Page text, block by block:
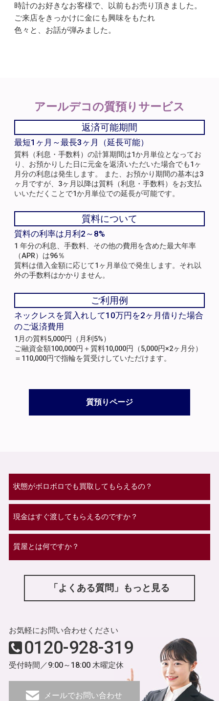
時計のお好きなお客様で、以前もお売り頂きました。
ご来店をきっかけに金にも興味をもたれ
色々と、お話が弾みました。
アールデコの質預りサービス
返済可能期間
最短1ヶ月～最長3ヶ月（延長可能）
質料（利息・手数料）の計算期間は1か月単位となってお
り、お預かりした日に元金を返済いただいた場合でも1ヶ
月分の利息は発生します。 また、お預かり期間の基本は3
ヶ月ですが、3ヶ月以降は質料（利息・手数料）をお支払
いいただくことで1か月単位での延長が可能です。
質料について
質料の利率は月利2～8%
1 年分の利息、手数料、その他の費用を含めた最大年率
（APR）は96％
質料は借入金額に応じて1ヶ月単位で発生します。それ以
外の手数料はかかりません。
ご利用例
ネックレスを質入れして10万円を2ヶ月借りた場合
のご返済費用
1月の質料5,000円（月利5%）
ご融資金額100,000円＋質料10,000円（5,000円×2ヶ月分）
＝110,000円で指輪を質受けしていただけます。
質預りページ
状態がボロボロでも買取してもらえるの？
現金はすぐ渡してもらえるのですか？
質屋とは何ですか？
「よくある質問」もっと見る
お気軽にお問い合わせください
0120-928-319
受付時間／9:00～18:00 木曜定休
メールでお問い合わせ